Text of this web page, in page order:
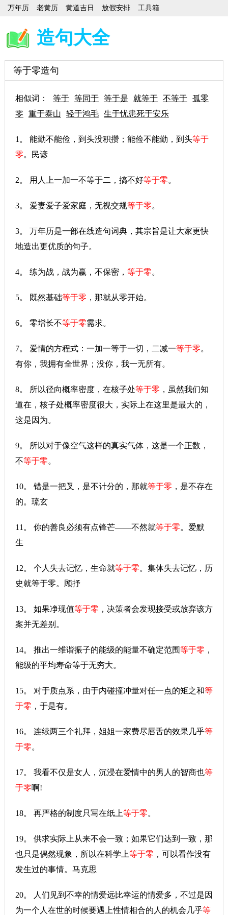
万年历 老黄历 黄道吉日 放假安排 工具箱
造句大全
等于零造句
相似词： 等于 等同于 等于是 就等于 不等于 孤零
零
重于泰山 轻于鸿毛 生于忧患死于安乐
1。 能勤不能俭，到头没积攒；能俭不能勤，到头等于
零。民谚
2。 用人上一加一不等于二，搞不好等于零。
3。 爱妻爱子爱家庭，无视交规等于零。
3。 万年历是一部在线造句词典，其宗旨是让大家更快
地造出更优质的句子。
4。 练为战，战为赢，不保密， 等于零。
5。 既然基础等于零 ，那就从零开始。
6。 零增长不等于零需求。
7。 爱情的方程式：一加一等于一切，二减一等于零。
有你，我拥有全世界；没你，我一无所有。
8。 所以径向概率密度，在核子处等于零 ，虽然我们知
道在，核子处概率密度很大，实际上在这里是最大的，
这是因为。
9。 所以对于像空气这样的真实气体，这是一个正数，
不等于零。
10。 错是一把叉，是不计分的，那就等于零 ，是不存在
的。琉玄
11。 你的善良必须有点锋芒——不然就等于零。爱默
生
12。 个人失去记忆，生命就等于零。集体失去记忆，历
史就等于零。顾抒
13。 如果净现值等于零 ，决策者会发现接受或放弃该方
案并无差别。
14。 推出一维谐振子的能级的能量不确定范围等于零 ，
能级的平均寿命等于无穷大。
15。 对于质点系，由于内碰撞冲量对任一点的矩之和等
于零 ，于是有。
16。 连续两三个礼拜，姐姐一家费尽唇舌的效果几乎等
于零。
17。 我看不仅是女人，沉浸在爱情中的男人的智商也等
于零啊!
18。 再严格的制度只写在纸上等于零。
19。 供求实际上从来不会一致；如果它们达到一致，那
也只是偶然现象，所以在科学上等于零 ，可以看作没有
发生过的事情。马克思
20。 人们见到不幸的情爱远比幸运的情爱多，不过是因
为一个人在世的时候要遇上性情相合的人的机会几乎等